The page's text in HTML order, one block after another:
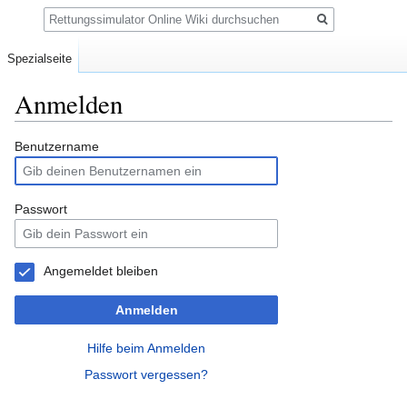
Anmelden
Zur
Navigation
springen
Zur
Suche
springen
Benutzername
Passwort
Angemeldet bleiben
Anmelden
Hilfe beim Anmelden
Passwort vergessen?
Spezialseite
Suche